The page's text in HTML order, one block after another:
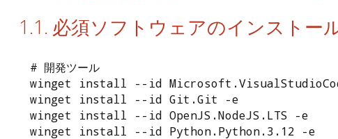
1.1. 必須ソフトウェアのインストー
# 開発ツール
winget install --id
winget install --id Git.Git -e
winget install --id OpenJS.NodeJS.LTS -e
winget install --id Python.Python.3.12 -e